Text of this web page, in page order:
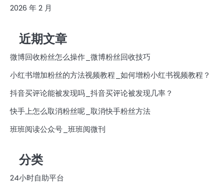
2026 年 2 月
近期文章
微博回收粉丝怎么操作_微博粉丝回收技巧
小红书增加粉丝的方法视频教程_如何增粉小红书视频教程？
抖音买评论能被发现吗_抖音买评论被发现几率？
快手上怎么取消粉丝呢_取消快手粉丝方法
班班阅读公众号_班班阅微刊
分类
24小时自助平台